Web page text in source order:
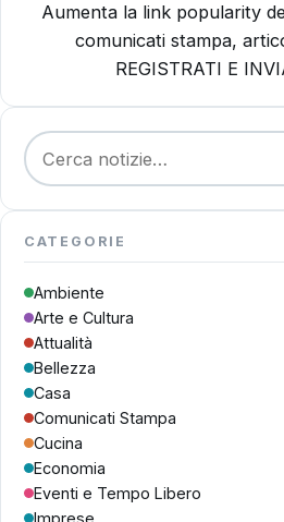
Aumenta la link popularity
comunicati stampa,
REGISTRATI E
Cerca:
CATEGORIE
Ambiente
Arte e Cultura
Attualità
Bellezza
Casa
Comunicati Stampa
Cucina
Economia
Eventi e Tempo Libero
Imprese